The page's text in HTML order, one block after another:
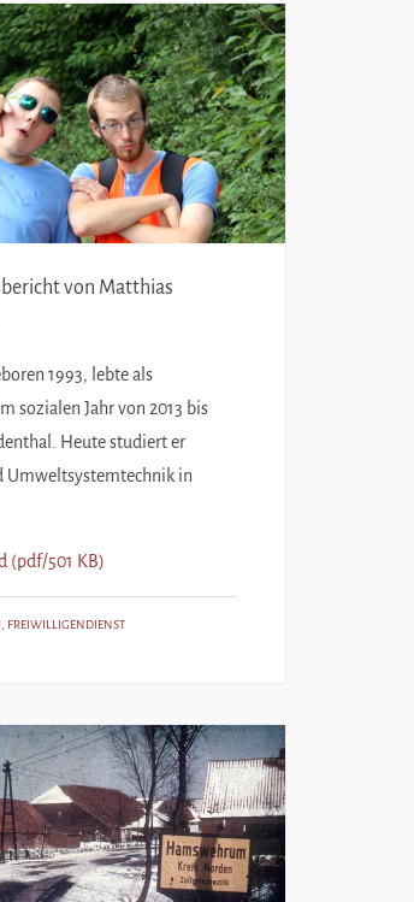
von Matthias
1993, lebte als
sozialen Jahr von 2013 bis
Heute studiert er
Umweltsystemtechnik in
(pdf/501 KB)
FREIWILLIGENDIENST